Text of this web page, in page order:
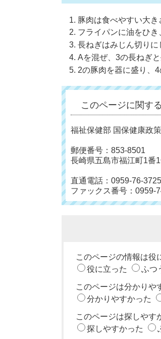
豚肉は食べやすい大き
フライパンに油をひき
長ねぎはみじん切りに
Aを混ぜ、3の長ねぎと
2の豚肉を器に盛り、4
このページに関す
福祉保健部 国保健康政
郵便番号：853-8501
長崎県五島市福江町1番1
直通電話：0959-76-3725
ファックス番号：0959-
このページの情報は役
役に立った
ふつ
このページは分かりや
分かりやすかった
このページは探しやす
探しやすかった